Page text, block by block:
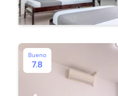
Bueno
7.8